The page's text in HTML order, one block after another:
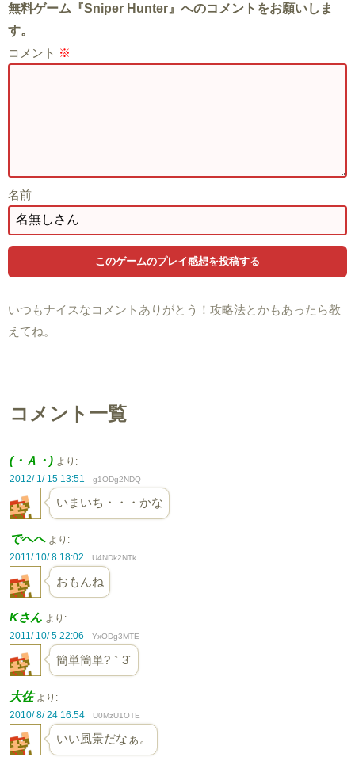
無料ゲーム『Sniper Hunter』へのコメントをお願いしま
す。
コメント ※
名前
いつもナイスなコメントありがとう！攻略法とかもあったら教
えてね。
コメント一覧
(・Ａ・) より:
2012/ 1/ 15 13:51
g1ODg2NDQ
いまいち・・・かな
でへへ より:
2011/ 10/ 8 18:02
U4NDk2NTk
おもんね
Kさん より:
2011/ 10/ 5 22:06
YxODg3MTE
簡単簡単?｀3´
大佐 より:
2010/ 8/ 24 16:54
U0MzU1OTE
いい風景だなぁ。